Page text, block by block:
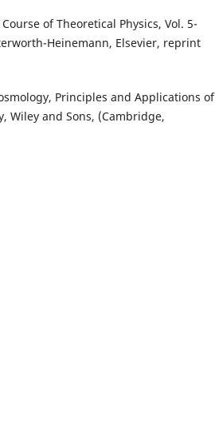
of Theoretical Physics, Vol. 5-
Heinemann, Elsevier, reprint
Principles and Applications of
Wiley and Sons, (Cambridge,